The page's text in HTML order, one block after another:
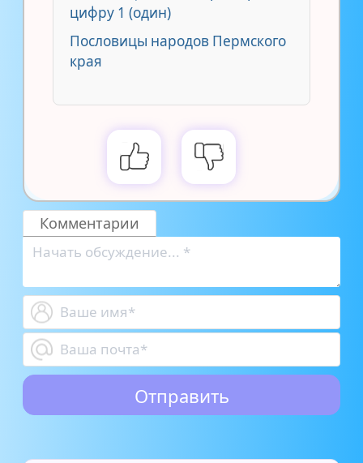
цифру 1 (один)
Пословицы народов Пермского
края
Комментарии